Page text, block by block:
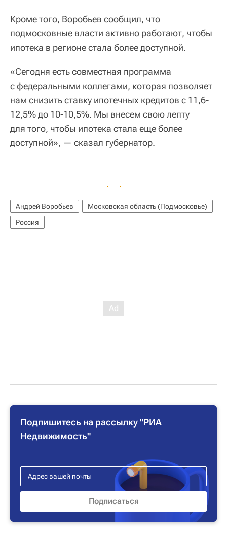
Кроме того, Воробьев сообщил, что
подмосковные власти активно работают, чтобы
ипотека в регионе стала более доступной.
«Сегодня есть совместная программа
с федеральными коллегами, которая позволяет
нам снизить ставку ипотечных кредитов с 11,6-
12,5% до 10-10,5%. Мы внесем свою лепту
для того, чтобы ипотека стала еще более
доступной», — сказал губернатор.
Андрей Воробьев
Московская область (Подмосковье)
Россия
Подпишитесь на рассылку "РИА
Недвижимость"